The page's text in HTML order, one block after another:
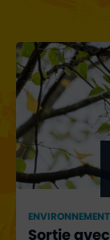
ENVIRONNEMENT
Sortie avec